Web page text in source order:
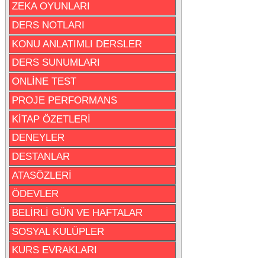
ZEKA OYUNLARI
DERS NOTLARI
KONU ANLATIMLI DERSLER
DERS SUNUMLARI
ONLİNE TEST
PROJE PERFORMANS
KİTAP ÖZETLERİ
DENEYLER
DESTANLAR
ATASÖZLERİ
ÖDEVLER
BELİRLİ GÜN VE HAFTALAR
SOSYAL KULÜPLER
KURS EVRAKLARI